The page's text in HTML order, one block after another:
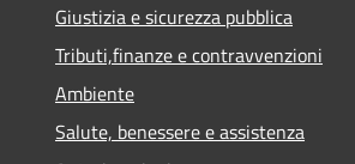
Giustizia e sicurezza pubblica
Tributi,finanze e contravvenzioni
Ambiente
Salute, benessere e assistenza